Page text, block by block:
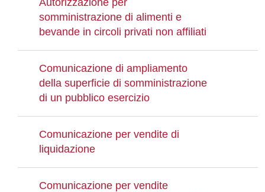
Autorizzazione per
somministrazione di alimenti e
bevande in circoli privati non affiliati
Comunicazione di ampliamento
della superficie di somministrazione
di un pubblico esercizio
Comunicazione per vendite di
liquidazione
Comunicazione per vendite